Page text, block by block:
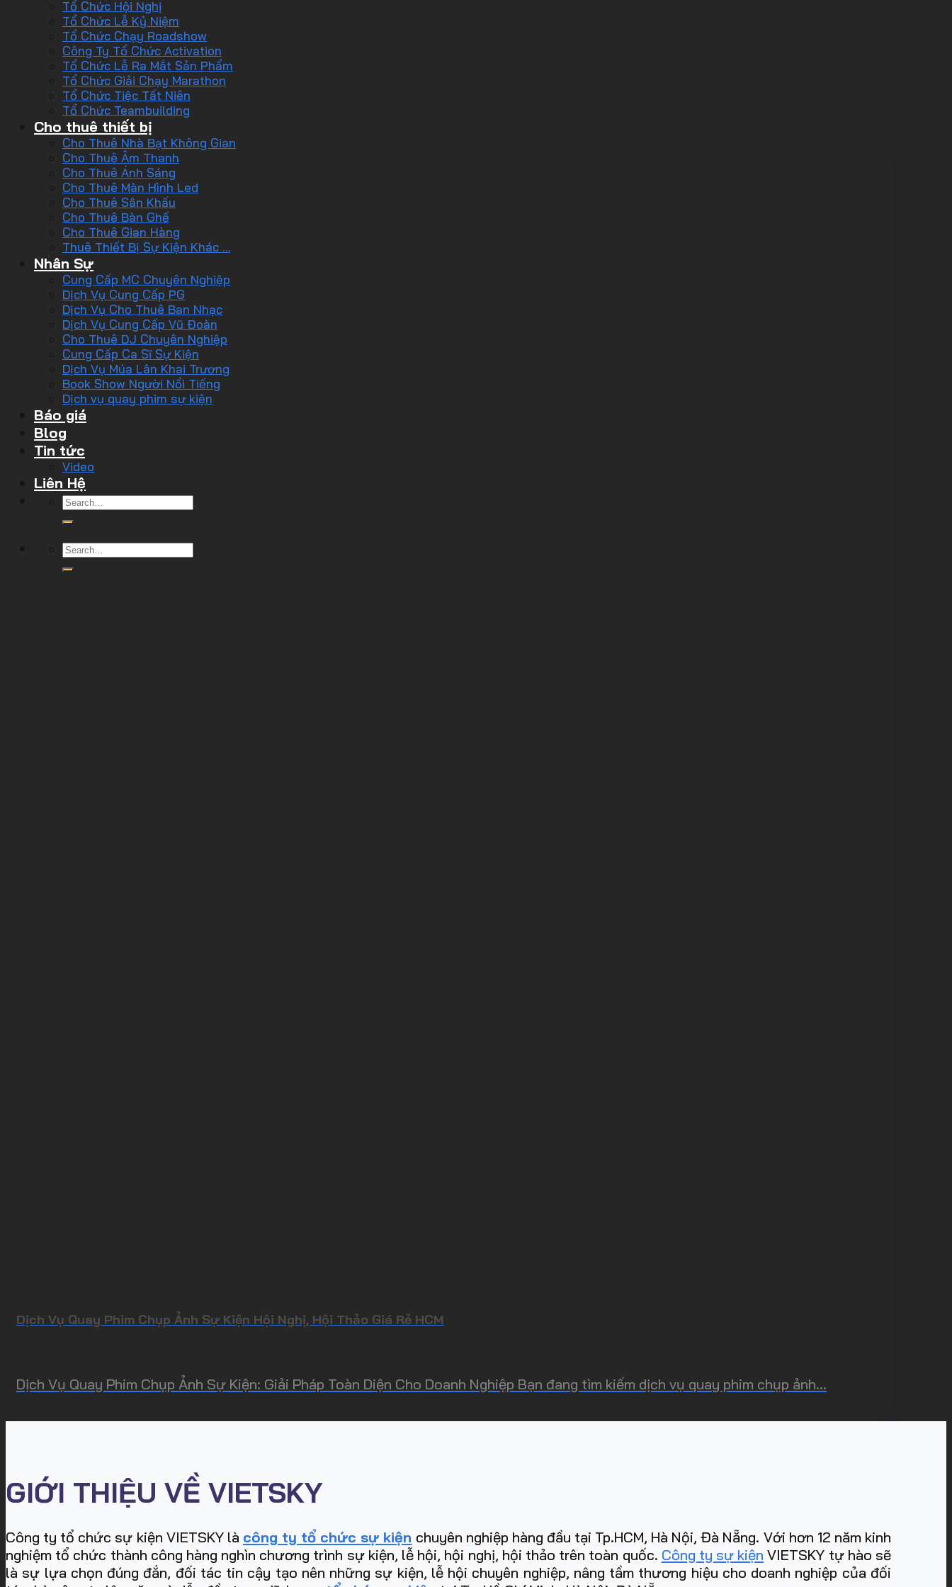
Tổ Chức Hội Nghị
Tổ Chức Lễ Kỷ Niệm
Tổ Chức Chạy Roadshow
Công Ty Tổ Chức Activation
Tổ Chức Lễ Ra Mắt Sản Phẩm
Tổ Chức Giải Chạy Marathon
Tổ Chức Tiệc Tất Niên
Tổ Chức Teambuilding
Cho thuê thiết bị
Cho Thuê Nhà Bạt Không Gian
Cho Thuê Âm Thanh
Cho Thuê Ánh Sáng
Cho Thuê Màn Hình Led
Cho Thuê Sân Khấu
Cho Thuê Bàn Ghế
Cho Thuê Gian Hàng
Thuê Thiết Bị Sự Kiện Khác …
Nhân Sự
Cung Cấp MC Chuyên Nghiệp
Dịch Vụ Cung Cấp PG
Dịch Vụ Cho Thuê Ban Nhạc
Dịch Vụ Cung Cấp Vũ Đoàn
Cho Thuê DJ Chuyên Nghiệp
Cung Cấp Ca Sĩ Sự Kiện
Dịch Vụ Múa Lân Khai Trương
Book Show Người Nổi Tiếng
Dịch vụ quay phim sự kiện
Báo giá
Blog
Tin tức
Video
Liên Hệ
Dịch Vụ Quay Phim Chụp Ảnh Sự Kiện Hội Nghị, Hội Thảo Giá Rẻ HCM
Dịch Vụ Quay Phim Chụp Ảnh Sự Kiện: Giải Pháp Toàn Diện Cho Doanh Nghiệp Bạn đang tìm kiếm dịch vụ quay phim chụp ảnh...
GIỚI THIỆU VỀ VIETSKY
Công ty tổ chức sự kiện VIETSKY là công ty tổ chức sự kiện chuyên nghiệp hàng đầu tại Tp.HCM, Hà Nội, Đà Nẵng. Với hơn 12 năm kinh
nghiệm tổ chức thành công hàng nghìn chương trình sự kiện, lễ hội, hội nghị, hội thảo trên toàn quốc. Công ty sự kiện VIETSKY tự hào sẽ
là sự lựa chọn đúng đắn, đối tác tin cậy tạo nên những sự kiện, lễ hội chuyên nghiệp, nâng tầm thương hiệu cho doanh nghiệp của đối